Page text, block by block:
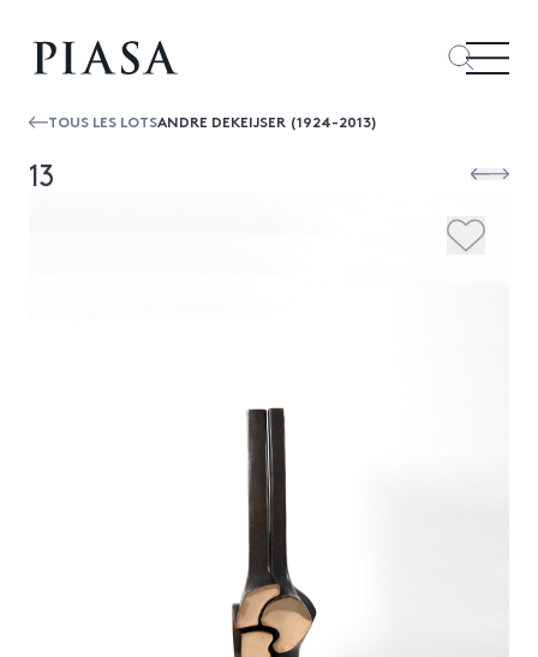
TOUS LES LOTSANDRE DEKEIJSER (1924-2013)
13